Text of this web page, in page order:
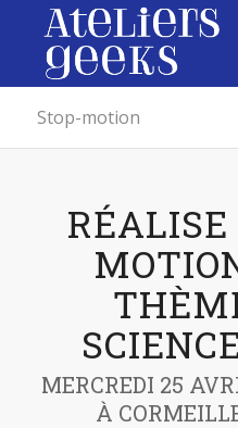
Stop-motion
MERCREDI 25
À